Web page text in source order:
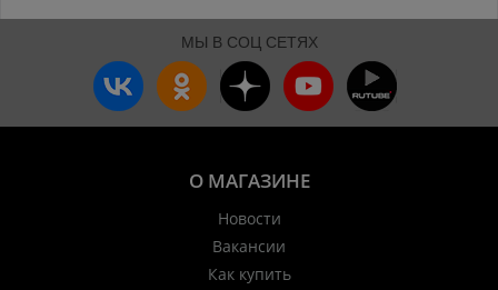
МЫ В СОЦ СЕТЯХ
О МАГАЗИНЕ
Новости
Вакансии
Как купить